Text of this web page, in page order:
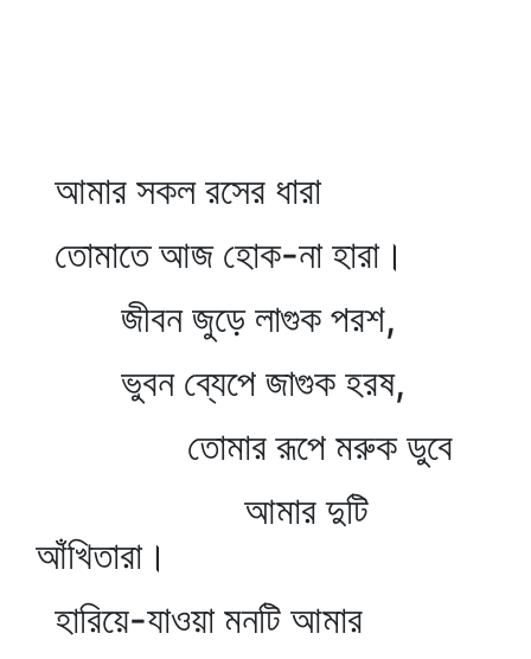
আমার সকল রসের ধারা
তোমাতে আজ হোক-না হারা।
জীবন জুড়ে লাগুক পরশ,
ভুবন ব্যেপে জাগুক হরষ,
তোমার রূপে মরুক ডুবে
আমার দুটি
আঁখিতারা।
হারিয়ে-যাওয়া মনটি আমার